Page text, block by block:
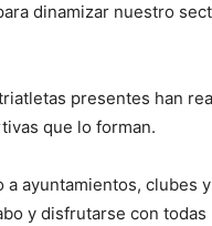
dinamizar nuestro
presentes han
que lo forman.
ayuntamientos, clubes
y disfrutarse con todas